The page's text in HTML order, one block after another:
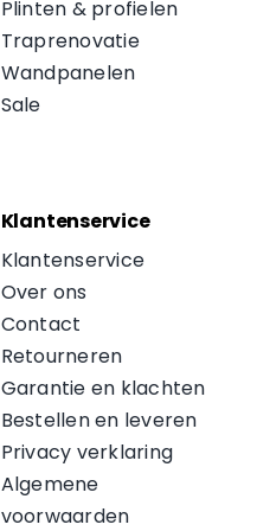
Plinten & profielen
Traprenovatie
Wandpanelen
Sale
Klantenservice
Klantenservice
Over ons
Contact
Retourneren
Garantie en klachten
Bestellen en leveren
Privacy verklaring
Algemene
voorwaarden